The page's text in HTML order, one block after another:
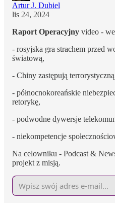
Artur J. Dubiel
lis 24, 2024
Raport Operacyjny video -
- rosyjska gra strachem przed
światową,
- Chiny zastępują
- północnokoreańskie
retorykę,
- podwodne dywersje
- niekompetencje
Na celowniku - Podcast &
projekt z misją.